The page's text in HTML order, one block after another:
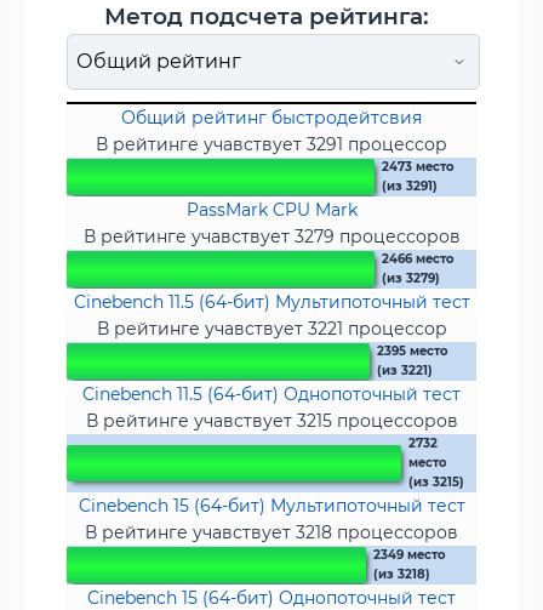
Метод подсчета рейтинга:
Общий рейтинг быстродейтсвия
В рейтинге учавствует 3291 процессор
2473 место
(из 3291)
PassMark CPU Mark
В рейтинге учавствует 3279 процессоров
2466 место
(из 3279)
Cinebench 11.5 (64-бит) Мультипоточный тест
В рейтинге учавствует 3221 процессор
2395 место
(из 3221)
Cinebench 11.5 (64-бит) Однопоточный тест
В рейтинге учавствует 3215 процессоров
2732
место
(из 3215)
Cinebench 15 (64-бит) Мультипоточный тест
В рейтинге учавствует 3218 процессоров
2349 место
(из 3218)
Cinebench 15 (64-бит) Однопоточный тест